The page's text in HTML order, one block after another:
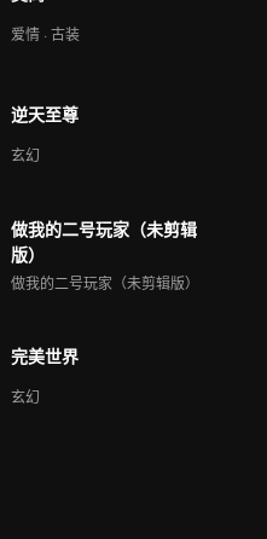
爱情 · 古装
逆天至尊
玄幻
做我的二号玩家（未剪辑
版）
做我的二号玩家（未剪辑版）
完美世界
玄幻